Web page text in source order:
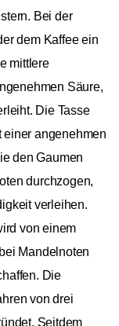
Bei der
dem Kaffee ein
mittlere
Säure,
Die Tasse
einer angenehmen
den Gaumen
durchzogen,
verleihen.
von einem
Mandelnoten
Die
von drei
Seitdem